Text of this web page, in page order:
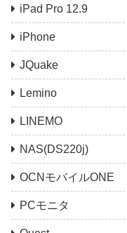
iPad Pro 12.9
iPhone
JQuake
Lemino
LINEMO
NAS(DS220j)
OCNモバイルONE
PCモニタ